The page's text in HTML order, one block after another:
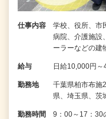
仕事内容
学校、役所、市
病院、介護施設
ーラーなどの建
給与 日給10,000円～
勤務地
千葉県柏市布施
県、埼玉県、
勤務時間
9：00～17：